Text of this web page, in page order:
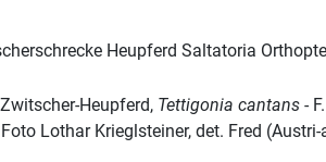
Heupferd, Tettigonia cantans -
Lothar Krieglsteiner, det. Fred